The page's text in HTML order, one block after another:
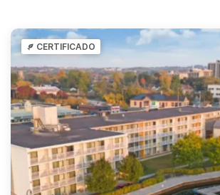
CERTIFICADO